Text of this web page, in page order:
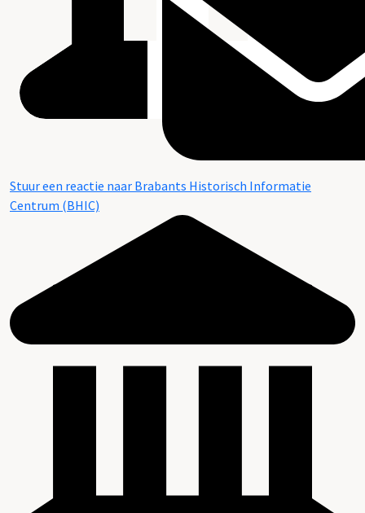
Stuur een reactie naar Brabants Historisch Informatie
Centrum (BHIC)